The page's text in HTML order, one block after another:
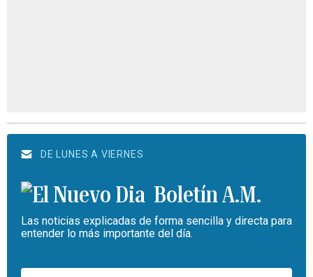
DE LUNES A VIERNES
Boletín A.M.
Las noticias explicadas de forma sencilla y directa para
entender lo más importante del día.